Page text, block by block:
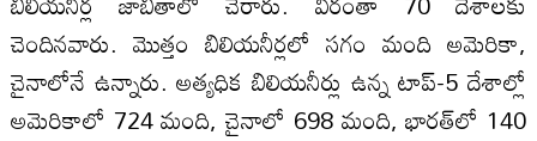
చెందినవారు. మొత్తం బిలియనీర్లలో సగం మంది అమెరికా,
చైనాలోనే ఉన్నారు. అత్యధిక బిలియనీర్లు ఉన్న టాప్‌-5 దేశాల్లో
అమెరికాలో 724 మంది, చైనాలో 698 మంది, భారత్‌లో 140